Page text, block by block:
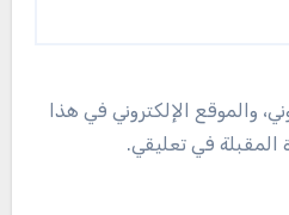
والموقع الإلكتروني في هذا
المقبلة في تعليقي.